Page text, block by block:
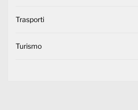
Trasporti
Turismo